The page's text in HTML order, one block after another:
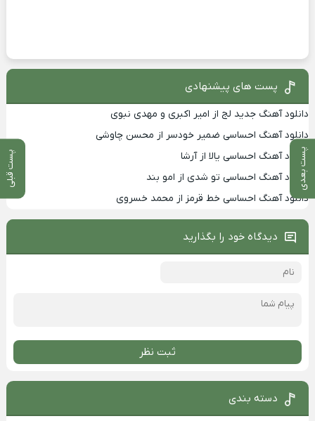
پست بعدی پست قبلی
پست های پیشنهادی
دانلود آهنگ جدید لج از امیر اکبری و مهدی نبوی
دانلود آهنگ احساسی ضمیر خودسر از محسن چاوشی
دانلود آهنگ احساسی یالا از آرشا
دانلود آهنگ احساسی تو شدی از امو بند
دانلود آهنگ احساسی خط قرمز از محمد خسروی
دیدگاه خود را بگذارید
ثبت نظر
دسته بندی